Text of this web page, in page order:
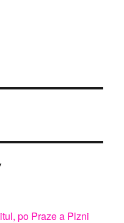
po Praze a Plzni